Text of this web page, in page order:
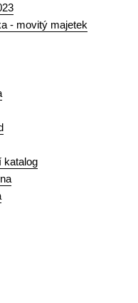
- movitý majetek
katalog